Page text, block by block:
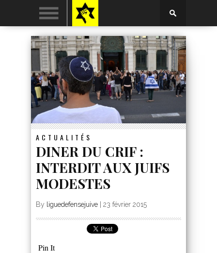
ACTUALITÉS
DINER DU CRIF :
INTERDIT AUX JUIFS
MODESTES
By liguedefensejuive 23 février 2015
Pin It